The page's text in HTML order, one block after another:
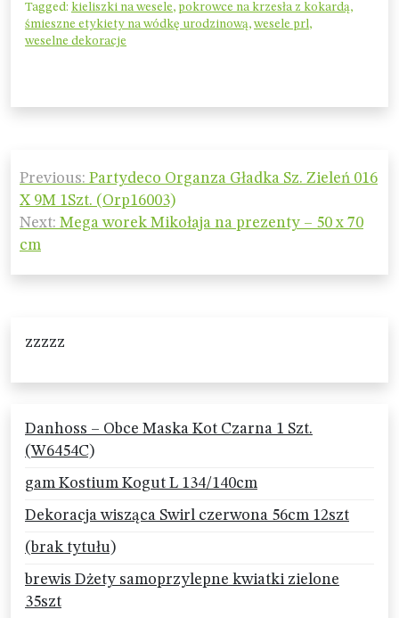
Tagged: kieliszki na wesele, pokrowce na krzesła z kokardą,
śmieszne etykiety na wódkę urodzinową, wesele prl,
weselne dekoracje
Nawigacja
wpisu
Previous: Partydeco Organza Gładka Sz. Zieleń 016
X 9M 1Szt. (Orp16003)
Next: Mega worek Mikołaja na prezenty – 50 x 70
cm
zzzzz
Danhoss – Obce Maska Kot Czarna 1 Szt.
(W6454C)
gam Kostium Kogut L 134/140cm
Dekoracja wisząca Swirl czerwona 56cm 12szt
(brak tytułu)
brewis Dżety samoprzylepne kwiatki zielone
35szt